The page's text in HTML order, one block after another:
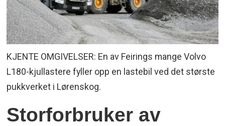
KJENTE OMGIVELSER: En av Feirings mange Volvo
L180-kjullastere fyller opp en lastebil ved det største
pukkverket i Lørenskog.
Storforbruker av